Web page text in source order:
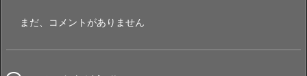
まだ、コメントがありません